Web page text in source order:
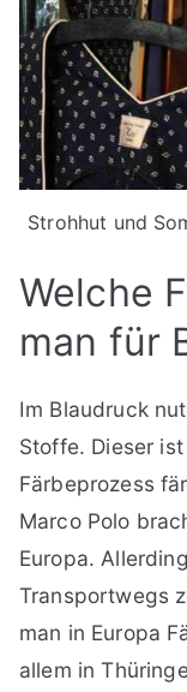
Strohhut und
Welche
man für
Im Blaudruck
Stoffe. Dieser
Färbeprozess
Marco Polo
Europa.
Transportwegs
man in Europa
allem in